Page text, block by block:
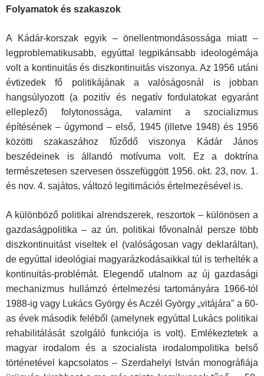
Folyamatok és szakaszok
A Kádár-korszak egyik – önellentmondásossága miatt –
legproble­matikusabb, egyúttal legpikánsabb ideologémája
volt a kontinuitás és diszkontinuitás viszonya. Az 1956 utáni
évtizedek fő politikájának a valóságosnál is jobban
hangsúlyozott (a pozitív és negatív fordula­tokat egyaránt
elleplező) folytonossága, valamint a szocializmus
építésének – úgymond – első, 1945 (illetve 1948) és 1956
közötti sza­kaszához fűződő viszonya Kádár János
beszédeinek is állandó mo­tívuma volt. Ez a doktrína
természetesen szervesen összefüggött 1956. okt. 23, nov. 1.
és nov. 4. sajátos, változó legitimációs értel­mezésével is.
A különböző politikai alrendszerek, reszortok – különösen a
gazdaságpolitika – az ún. politikai fővonalnál persze több
diszkon­tinuitást viseltek el (valóságosan vagy deklaráltan),
de egyúttal ideológiai magyarázkodásaikkal túl is terhelték a
kontinuitás-prob­lémát. Elegendő utalnom az új gazdasági
mechanizmus hullámzó ér­telmezési tartományára 1966-tól
1988-ig vagy Lukács György és Aczél György „vitájára" a 60-
as évek második feléből (amelynek egyúttal Lukács politikai
rehabilitálását szolgáló funkciója is volt). Emlékeztetek a
magyar irodalom és a szocialista irodalompolitika belső
történetével kapcsolatos – Szerdahelyi István monográfiája